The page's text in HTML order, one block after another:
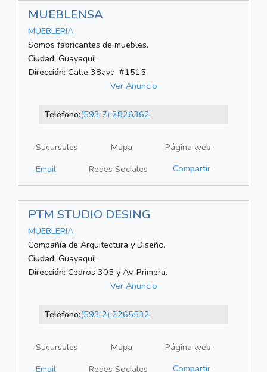
MUEBLENSA
MUEBLERIA
Somos fabricantes de muebles.
Ciudad: Guayaquil
Dirección: Calle 38ava. #1515
Ver Anuncio
Teléfono:(593 7) 2826362
Sucursales Mapa
Página web
Email
Redes Sociales Compartir
PTM STUDIO DESING
MUEBLERIA
Compañía de Arquitectura y Diseño.
Ciudad: Guayaquil
Dirección: Cedros 305 y Av. Primera.
Ver Anuncio
Teléfono:(593 2) 2265532
Sucursales Mapa
Página web
Email
Redes Sociales Compartir